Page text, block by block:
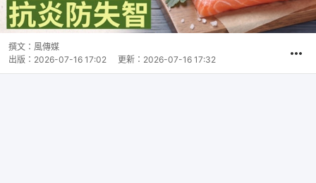
撰文： 風傳媒
出版： 2026-07-16 17:02 更新： 2026-07-16 17:32